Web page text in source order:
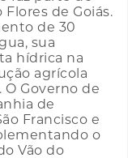
de Goiás.
de 30
sua
hídrica na
agrícola
Governo de
de
Francisco e
o
Vão do